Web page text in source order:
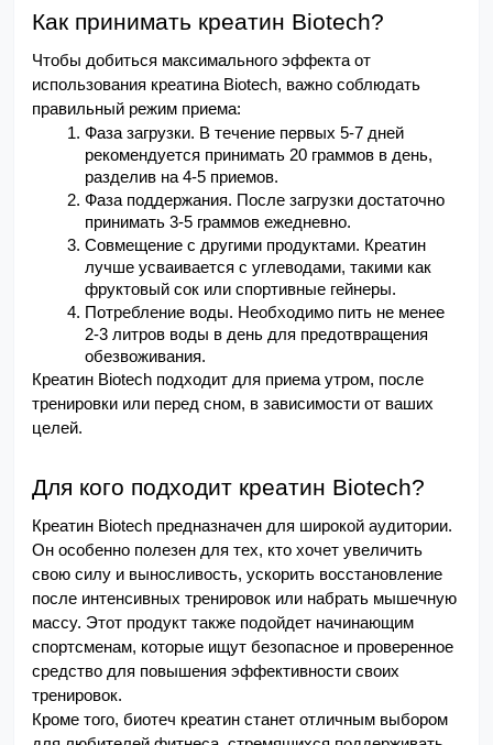
Как принимать креатин Biotech?
Чтобы добиться максимального эффекта от
использования креатина Biotech, важно соблюдать
правильный режим приема:
Фаза загрузки. В течение первых 5-7 дней
рекомендуется принимать 20 граммов в день,
разделив на 4-5 приемов.
Фаза поддержания. После загрузки достаточно
принимать 3-5 граммов ежедневно.
Совмещение с другими продуктами. Креатин
лучше усваивается с углеводами, такими как
фруктовый сок или спортивные гейнеры.
Потребление воды. Необходимо пить не менее
2-3 литров воды в день для предотвращения
обезвоживания.
Креатин Biotech подходит для приема утром, после
тренировки или перед сном, в зависимости от ваших
целей.
Для кого подходит креатин Biotech?
Креатин Biotech предназначен для широкой аудитории.
Он особенно полезен для тех, кто хочет увеличить
свою силу и выносливость, ускорить восстановление
после интенсивных тренировок или набрать мышечную
массу. Этот продукт также подойдет начинающим
спортсменам, которые ищут безопасное и проверенное
средство для повышения эффективности своих
тренировок.
Кроме того, биотеч креатин станет отличным выбором